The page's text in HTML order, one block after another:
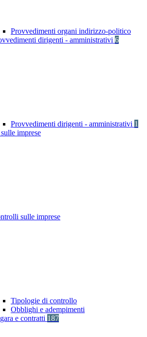
Provvedimenti organi indirizzo-politico
dirigenti - amministrativi 6
Provvedimenti dirigenti - amministrativi 1
imprese
sulle imprese
Tipologie di controllo
Obblighi e adempimenti
e contratti 187